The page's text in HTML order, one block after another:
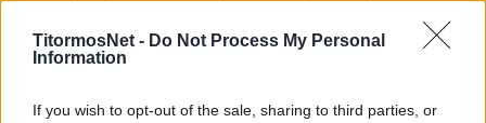
TitormosNet - Do Not Process My Personal
Information
If you wish to opt-out of the sale, sharing to third parties, or